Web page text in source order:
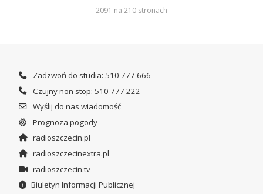
2091 na 210 stronach
Zadzwoń do studia: 510 777 666
Czujny non stop: 510 777 222
Wyślij do nas wiadomość
Prognoza pogody
radioszczecin.pl
radioszczecinextra.pl
radioszczecin.tv
Biuletyn Informacji Publicznej